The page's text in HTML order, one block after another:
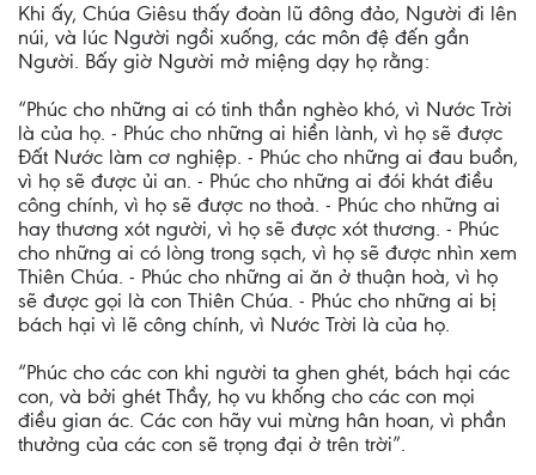
Khi ấy, Chúa Giêsu thấy đoàn lũ đông đảo, Người đi lên
núi, và lúc Người ngồi xuống, các môn đệ đến gần
Người. Bấy giờ Người mở miệng dạy họ rằng:
“Phúc cho những ai có tinh thần nghèo khó, vì Nước Trời
là của họ. - Phúc cho những ai hiền lành, vì họ sẽ được
Ðất Nước làm cơ nghiệp. - Phúc cho những ai đau buồn,
vì họ sẽ được ủi an. - Phúc cho những ai đói khát điều
công chính, vì họ sẽ được no thoả. - Phúc cho những ai
hay thương xót người, vì họ sẽ được xót thương. - Phúc
cho những ai có lòng trong sạch, vì họ sẽ được nhìn xem
Thiên Chúa. - Phúc cho những ai ăn ở thuận hoà, vì họ
sẽ được gọi là con Thiên Chúa. - Phúc cho những ai bị
bách hại vì lẽ công chính, vì Nước Trời là của họ.
“Phúc cho các con khi người ta ghen ghét, bách hại các
con, và bởi ghét Thầy, họ vu khống cho các con mọi
điều gian ác. Các con hãy vui mừng hân hoan, vì phần
thưởng của các con sẽ trọng đại ở trên trời”.